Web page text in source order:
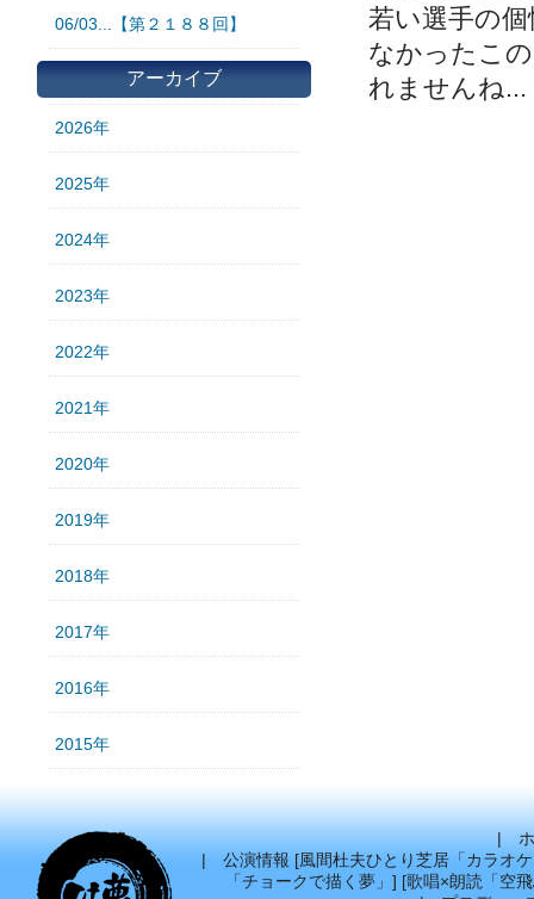
06/03...【第２１８８回】
アーカイブ
2026年
2025年
2024年
2023年
2022年
2021年
2020年
2019年
2018年
2017年
2016年
2015年
若い選手の
なかったこ
れませんね...
|
| 公演情報 [風間杜夫ひとり芝居「カラオ
「チョークで描く夢」 ] [歌唱×朗読「空